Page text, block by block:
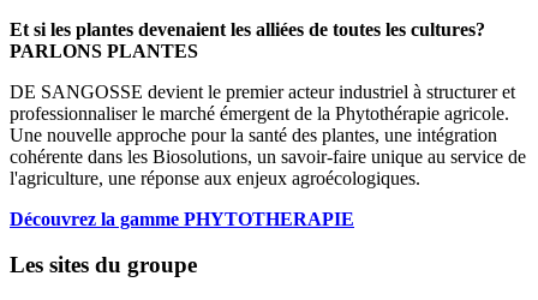
Et si les plantes devenaient les alliées de toutes les cultures?
PARLONS PLANTES
DE SANGOSSE devient le premier acteur industriel à structurer et
professionnaliser le marché émergent de la Phytothérapie agricole.
Une nouvelle approche pour la santé des plantes, une intégration
cohérente dans les Biosolutions, un savoir-faire unique au service de
l'agriculture, une réponse aux enjeux agroécologiques.
Découvrez la gamme PHYTOTHERAPIE
Les sites du groupe